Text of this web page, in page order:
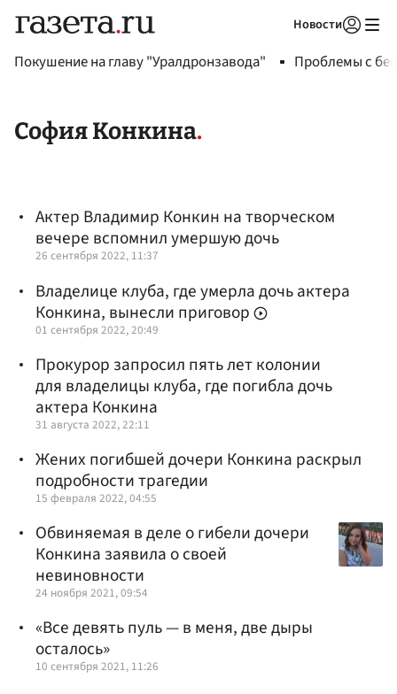
Новости
Покушение на главу "Уралдронзавода" Проблемы с
София Конкина
Актер Владимир Конкин на творческом
вечере вспомнил умершую дочь
26 сентября 2022, 11:37
Владелице клуба, где умерла дочь актера
Конкина, вынесли приговор
01 сентября 2022, 20:49
Прокурор запросил пять лет колонии
для владелицы клуба, где погибла дочь
актера Конкина
31 августа 2022, 22:11
Жених погибшей дочери Конкина раскрыл
подробности трагедии
15 февраля 2022, 04:55
Обвиняемая в деле о гибели дочери
Конкина заявила о своей
невиновности
24 ноября 2021, 09:54
«Все девять пуль — в меня, две дыры
осталось»
10 сентября 2021, 11:26